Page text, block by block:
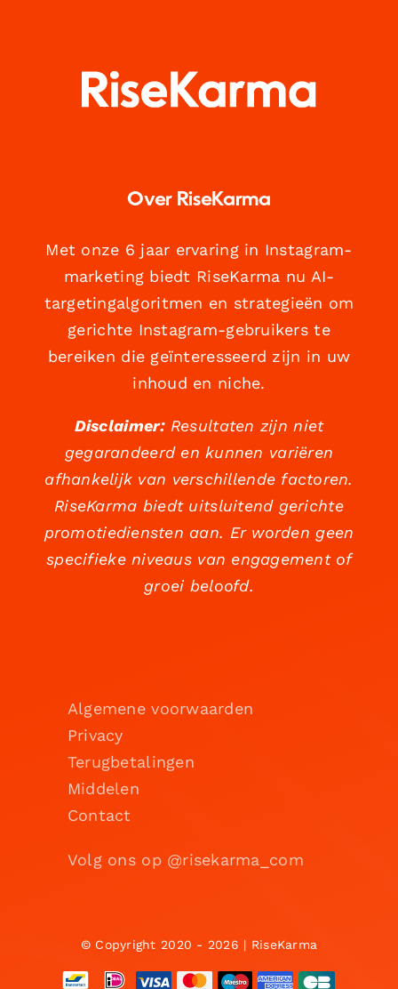
Over RiseKarma
Met onze 6 jaar ervaring in Instagram-
marketing biedt RiseKarma nu AI-
targetingalgoritmen en strategieën om
gerichte Instagram-gebruikers te
bereiken die geïnteresseerd zijn in uw
inhoud en niche.
Disclaimer:Resultaten zijn niet
gegarandeerd en kunnen variëren
afhankelijk van verschillende factoren.
RiseKarma biedt uitsluitend gerichte
promotiediensten aan. Er worden geen
specifieke niveaus van engagement of
groei beloofd.
Algemene voorwaarden
Privacy
Terugbetalingen
Middelen
Contact
Volg ons op @risekarma_com
© Copyright 2020 - 2026 | RiseKarma